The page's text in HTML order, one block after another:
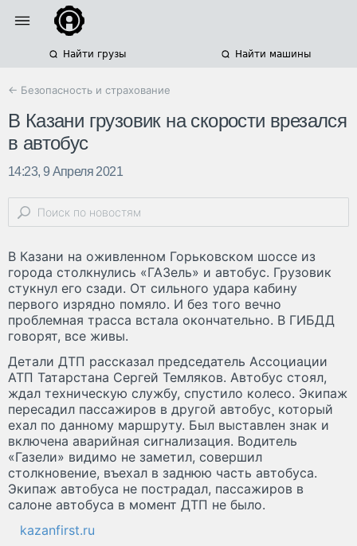
Найти грузы Найти машины
← Безопасность и страхование
В Казани грузовик на скорости врезался
в автобус
14:23, 9 Апреля 2021
В Казани на оживленном Горьковском шоссе из
города столкнулись «ГАЗель» и автобус. Грузовик
стукнул его сзади. От сильного удара кабину
первого изрядно помяло. И без того вечно
проблемная трасса встала окончательно. В ГИБДД
говорят, все живы.
Детали ДТП рассказал председатель Ассоциации
АТП Татарстана Сергей Темляков. Автобус стоял,
ждал техническую службу, спустило колесо. Экипаж
пересадил пассажиров в другой автобус¸ который
ехал по данному маршруту. Был выставлен знак и
включена аварийная сигнализация. Водитель
«Газели» видимо не заметил, совершил
столкновение, въехал в заднюю часть автобуса.
Экипаж автобуса не пострадал, пассажиров в
салоне автобуса в момент ДТП не было.
kazanfirst.ru